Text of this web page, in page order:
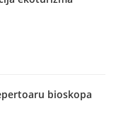
bioskopa